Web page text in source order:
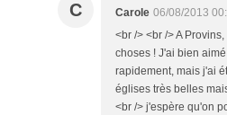
C Carole 06/08/2013
<br /> <br /> A
choses ! J'ai bien
rapidement, mais j'ai
églises très belles
<br /> j'espère qu'on